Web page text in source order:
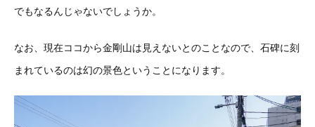
でもなるんじゃないでしょうか。
なお、現在ココから金剛山は見えないとのことなので、石碑に刻
まれているのは幻の景色ということになります。